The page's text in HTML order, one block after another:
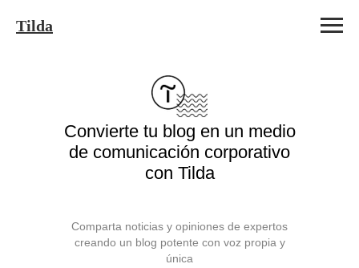
Tilda
Convierte tu blog en un medio
de comunicación corporativo
con Tilda
Comparta noticias y opiniones de expertos
creando un blog potente con voz propia y
única